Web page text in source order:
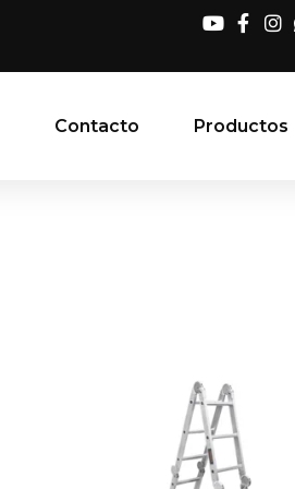
Contacto Productos